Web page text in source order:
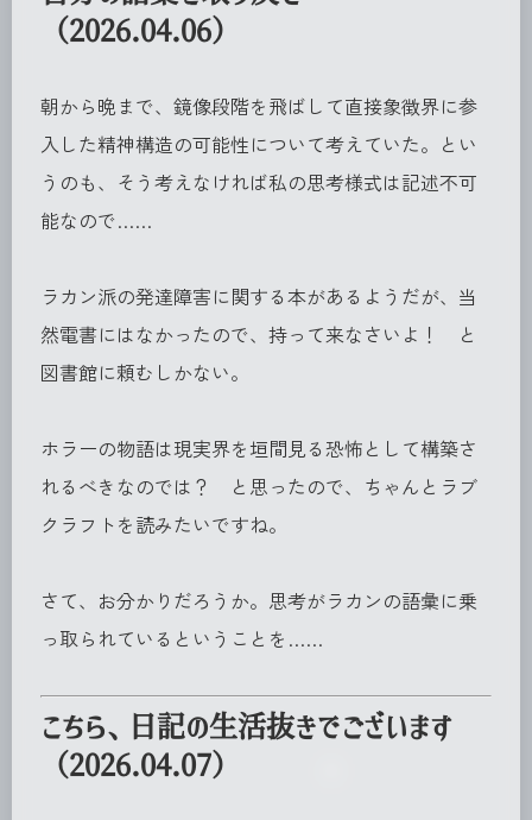
（2026.04.06）
朝から晩まで、鏡像段階を飛ばして直接象徴界に参
入した精神構造の可能性について考えていた。とい
うのも、そう考えなければ私の思考様式は記述不可
能なので……
ラカン派の発達障害に関する本があるようだが、当
然電書にはなかったので、持って来なさいよ！ と
図書館に頼むしかない。
ホラーの物語は現実界を垣間見る恐怖として構築さ
れるべきなのでは？ と思ったので、ちゃんとラブ
クラフトを読みたいですね。
さて、お分かりだろうか。思考がラカンの語彙に乗
っ取られているということを……
こちら、日記の生活抜きでございます
（2026.04.07）